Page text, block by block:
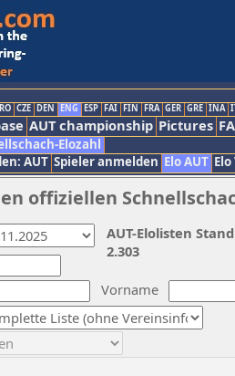
CZE DEN ENG ESP FAI FIN FRA GER GRE INA
AUT championship Pictures
Elozahl
AUT Spieler anmelden Elo AUT
offiziellen
Vorname
AUT-Elolisten
2.303